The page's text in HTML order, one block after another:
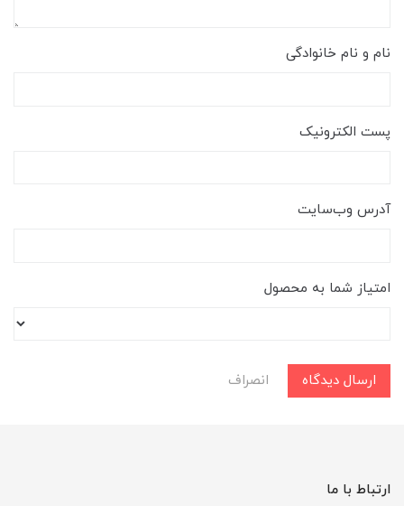
نام و نام خانوادگی
پست الکترونیک
آدرس وب‌سایت
امتیاز شما به محصول
ارسال دیدگاه انصراف
ارتباط با ما